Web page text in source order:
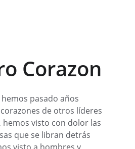
Corazon
pasado años
de otros líderes
hemos visto con dolor las
que se libran detrás